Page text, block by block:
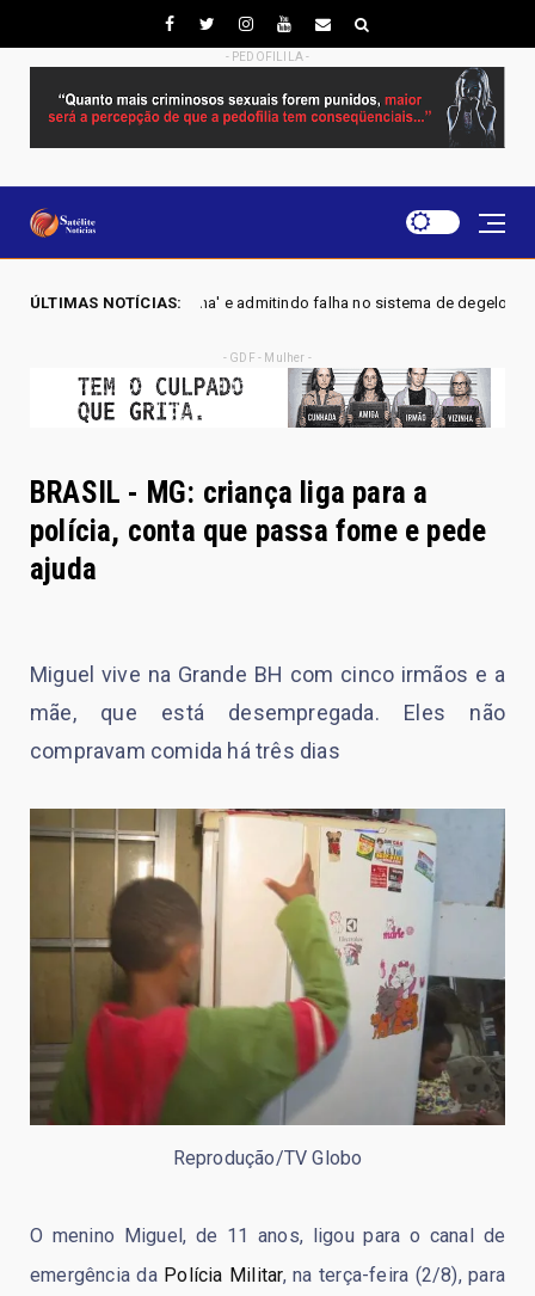
- PEDOFILILA -
ÚLTIMAS NOTÍCIAS:
e admitindo falha no sistema de degelo: 'Essa b** não tá
- GDF - Mulher -
BRASIL - MG: criança liga para a
polícia, conta que passa fome e pede
ajuda
Miguel vive na Grande BH com cinco irmãos e a
mãe, que está desempregada. Eles não
compravam comida há três dias
Reprodução/TV Globo
O menino Miguel, de 11 anos, ligou para o canal de
emergência da Polícia Militar, na terça-feira (2/8), para